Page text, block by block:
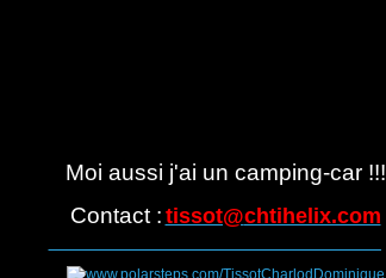
Moi aussi j'ai un camping-car !!!
Contact : tissot@chtihelix.com